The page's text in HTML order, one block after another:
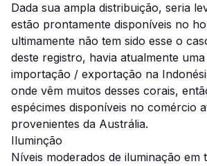
Dada sua ampla distribuição, seria
estão prontamente disponíveis no
ultimamente não tem sido esse o
deste registro, havia atualmente
importação / exportação na
onde vêm muitos desses corais,
espécimes disponíveis no comércio
provenientes da Austrália.
Iluminção
Níveis moderados de iluminação em